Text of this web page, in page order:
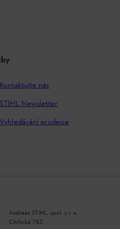
Kontaktujte nás
STIHL Newsletter
Vyhledávání prodejce
Andreas STIHL, spol. s r. o.
Chrlická 753